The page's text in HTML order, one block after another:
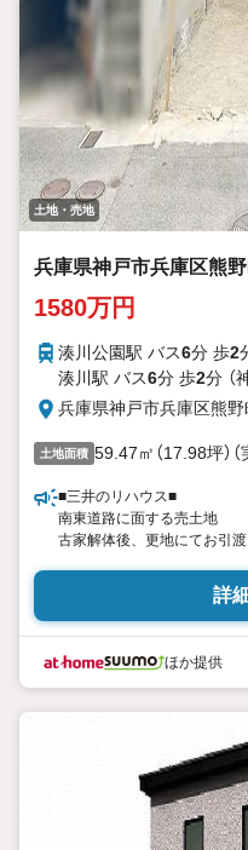
土地・売地
兵庫県神戸市兵庫区熊
1580万円
湊川公園駅 バス6分 歩2
湊川駅 バス6分 歩2分 （
兵庫県神戸市兵庫区熊野
土地面積 59.47㎡（17.98坪）（
■三井のリハウス■
南東道路に面する売土地
古家解体後、更地にてお引渡
詳
ほか提供